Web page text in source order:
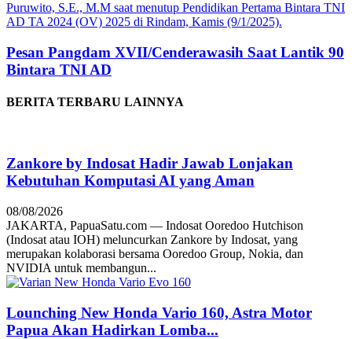
Pesan Pangdam XVII/Cenderawasih Saat Lantik 90
Bintara TNI AD
BERITA TERBARU LAINNYA
Zankore by Indosat Hadir Jawab Lonjakan
Kebutuhan Komputasi AI yang Aman
08/08/2026
JAKARTA, PapuaSatu.com — Indosat Ooredoo Hutchison
(Indosat atau IOH) meluncurkan Zankore by Indosat, yang
merupakan kolaborasi bersama Ooredoo Group, Nokia, dan
NVIDIA untuk membangun...
Lounching New Honda Vario 160, Astra Motor
Papua Akan Hadirkan Lomba...